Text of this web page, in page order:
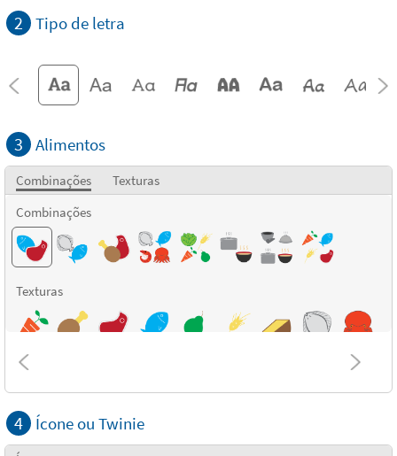
2 Tipo de letra
3 Alimentos
Combinações
Texturas
Combinações
Texturas
4 Ícone ou Twinie